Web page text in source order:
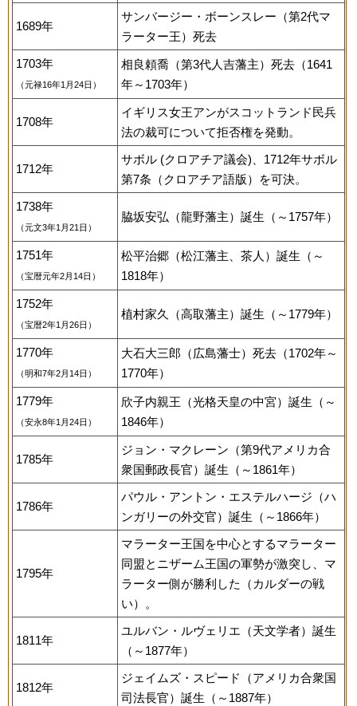
1689年
サンバージー・ボーンスレー（第2代マ
ラーター王）死去
1703年
（元禄16年1月24日）
相良頼喬（第3代人吉藩主）死去（1641
年～1703年）
1708年
イギリス女王アンがスコットランド民兵
法の裁可について拒否権を発動。
1712年
サボル (クロアチア議会)、1712年サボル
第7条（クロアチア語版）を可決。
1738年
（元文3年1月21日）
脇坂安弘（龍野藩主）誕生（～1757年）
1751年
（宝暦元年2月14日）
松平治郷（松江藩主、茶人）誕生（～
1818年）
1752年
（宝暦2年1月26日）
植村家久（高取藩主）誕生（～1779年）
1770年
（明和7年2月14日）
大石大三郎（広島藩士）死去（1702年～
1770年）
1779年
（安永8年1月24日）
欣子内親王（光格天皇の中宮）誕生（～
1846年）
1785年
ジョン・マクレーン（第9代アメリカ合
衆国郵政長官）誕生（～1861年）
1786年
パウル・アントン・エステルハージ（ハ
ンガリーの外交官）誕生（～1866年）
1795年
マラーター王国を中心とするマラーター
同盟とニザーム王国の軍勢が激突し、マ
ラーター側が勝利した（カルダーの戦
い）。
1811年
ユルバン・ルヴェリエ（天文学者）誕生
（～1877年）
1812年
ジェイムズ・スピード（アメリカ合衆国
司法長官）誕生（～1887年）